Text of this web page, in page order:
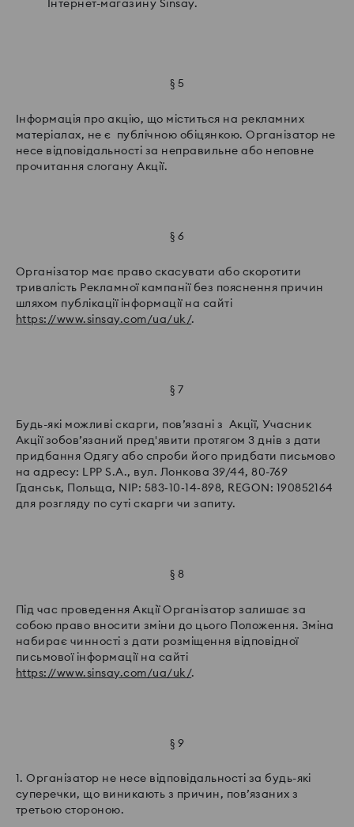
Інтернет-магазину Sinsay.
§ 5
Інформація про акцію, що міститься на рекламних
матеріалах, не є публічною обіцянкою. Організатор не
несе відповідальності за неправильне або неповне
прочитання слогану Акції.
§ 6
Організатор має право скасувати або скоротити
тривалість Рекламної кампанії без пояснення причин
шляхом публікації інформації на сайті
https://www.sinsay.com/ua/uk/.
§ 7
Будь-які можливі скарги, пов’язані з Акції, Учасник
Акції зобов’язаний пред'явити протягом 3 днів з дати
придбання Одягу або спроби його придбати письмово
на адресу: LPP S.A., вул. Лонкова 39/44, 80-769
Гданськ, Польща, NIP: 583‑10‑14‑898, REGON: 190852164
для розгляду по суті скарги чи запиту.
§ 8
Під час проведення Акції Організатор залишає за
собою право вносити зміни до цього Положення. Зміна
набирає чинності з дати розміщення відповідної
письмової інформації на сайті
https://www.sinsay.com/ua/uk/.
§ 9
1. Організатор не несе відповідальності за будь-які
суперечки, що виникають з причин, пов’язаних з
третьою стороною.